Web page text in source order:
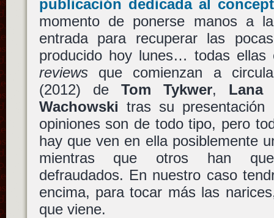
publicación dedicada al
momento de ponerse manos a
entrada para recuperar las
producido hoy lunes… todas ellas
reviewsque comienzan a
(2012) de Tom Tykwer, Lana
Wachowski tras su
opiniones son de todo tipo, pero
hay que ven en ella posiblemente
mientras que otros han
defraudados. En nuestro caso
encima, para tocar más las
que viene.